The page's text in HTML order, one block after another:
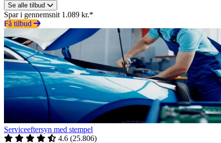
Se alle tilbud
Spar i gennemsnit 1.089 kr.*
Få tilbud
Serviceeftersyn med stempel
4.6 (25.806)